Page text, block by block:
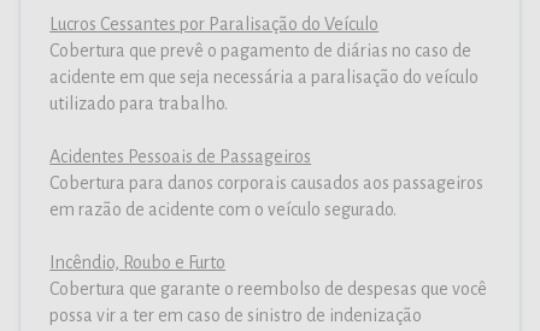
Lucros Cessantes por Paralisação do Veículo
Cobertura que prevê o pagamento de diárias no caso de
acidente em que seja necessária a paralisação do veículo
utilizado para trabalho.
Acidentes Pessoais de Passageiros
Cobertura para danos corporais causados aos passageiros
em razão de acidente com o veículo segurado.
Incêndio, Roubo e Furto
Cobertura que garante o reembolso de despesas que você
possa vir a ter em caso de sinistro de indenização